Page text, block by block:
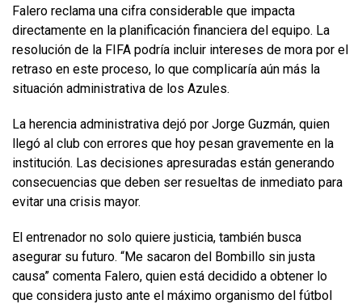
Falero reclama una cifra considerable que impacta
directamente en la planificación financiera del equipo. La
resolución de la FIFA podría incluir intereses de mora por el
retraso en este proceso, lo que complicaría aún más la
situación administrativa de los Azules.
La herencia administrativa dejó por Jorge Guzmán, quien
llegó al club con errores que hoy pesan gravemente en la
institución. Las decisiones apresuradas están generando
consecuencias que deben ser resueltas de inmediato para
evitar una crisis mayor.
El entrenador no solo quiere justicia, también busca
asegurar su futuro. “Me sacaron del Bombillo sin justa
causa” comenta Falero, quien está decidido a obtener lo
que considera justo ante el máximo organismo del fútbol